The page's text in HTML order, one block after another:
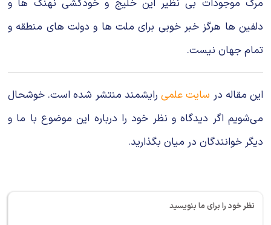
مرگ موجودات بی نظیر این خلیج و خودکشی نهنگ ها و
دلفین ها هرگز خبر خوبی برای ملت ها و دولت های منطقه و
تمام جهان نیست.
این مقاله در سایت علمیرایشمند منتشر شده است. خوشحال
می‌شویم اگر دیدگاه و نظر خود را درباره این موضوع با ما و
دیگر خوانندگان در میان بگذارید.
نظر خود را برای ما بنویسید